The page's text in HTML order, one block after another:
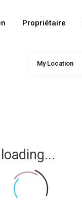
Propriétaire
loading...
My Location